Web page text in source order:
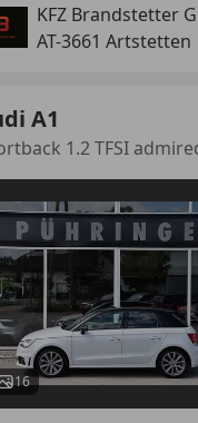
KFZ Brandstetter
AT-3661 Artstetten
A1
1.2 TFSI
16